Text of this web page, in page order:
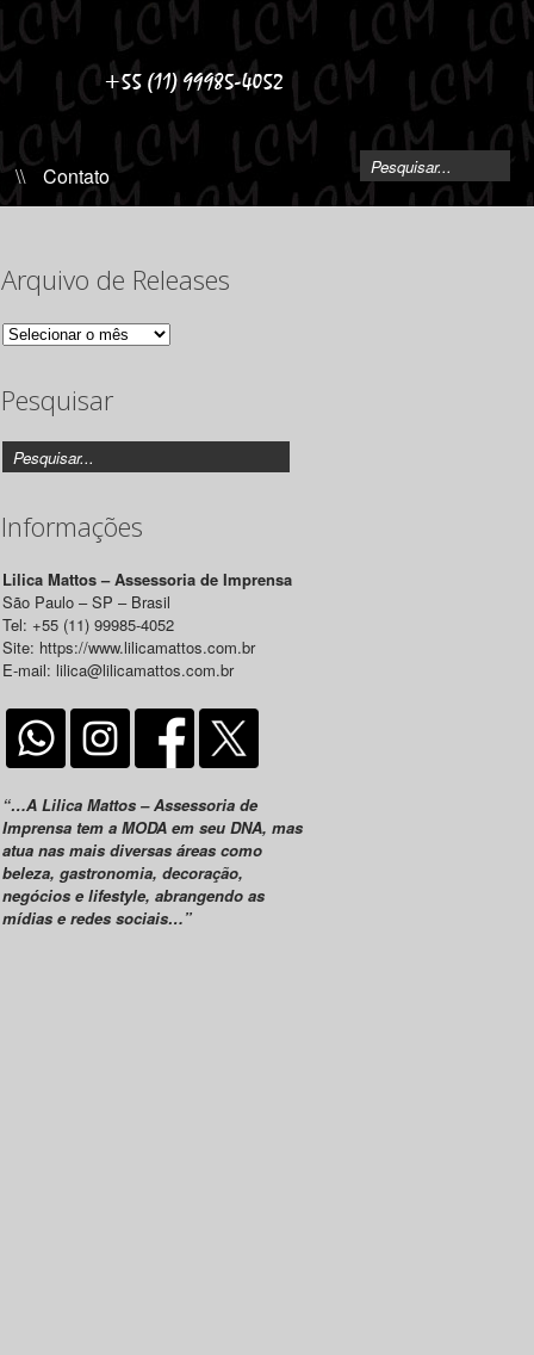
\\ Contato
Arquivo de Releases
Arquivo
Pesquisar
Informações
Lilica Mattos – Assessoria de Imprensa
São Paulo – SP – Brasil
Tel: +55 (11) 99985-4052
Site: https://www.lilicamattos.com.br
E-mail: lilica@lilicamattos.com.br
“…A Lilica Mattos – Assessoria de
Imprensa tem a MODA em seu DNA, mas
atua nas mais diversas áreas como
beleza, gastronomia, decoração,
negócios e lifestyle, abrangendo as
mídias e redes sociais…”